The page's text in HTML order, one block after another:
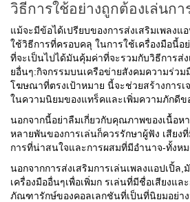
วิธีการใช้อย่างถูกต้องเล่นกา
แม้จะมีข้อได้เปรียบของการส่งเสริมเพลง
ใช้วิธีการที่ครอบคลุ ในการใช้เครื่องมือนี้อ
ที่จะเป็นไปได้มันคุ้มค่าที่จะรวมกับวิธีการส่ง
ยอื่นๆ:กิจกรรมบนเครือข่ายสังคมความร่วม
โฆษณาที่ตรงเป้าหมาย นี้จะช่วยสร้างการ
ในความนิยมของแทร็คและเพิ่มความภักดีข
นอกจากนี้อย่าลืมเกี่ยวกับคุณภาพของเนื้อห
หลายพันของการเล่นก็ควรรักษาผู้ฟัง เสียง
การที่น่าสนใจและการผสมที่มีอำนาจ-ทั้งห
นอกจากการส่งเสริมการเล่นเพลงแอปเปิ้ล
เครื่องมืออื่นๆเพื่อเพิ่มก รเล่นที่มีชื่อเสียงแ
ภัณฑารักษ์ของคอลเลกชันที่เป็นที่นิยมอย่า